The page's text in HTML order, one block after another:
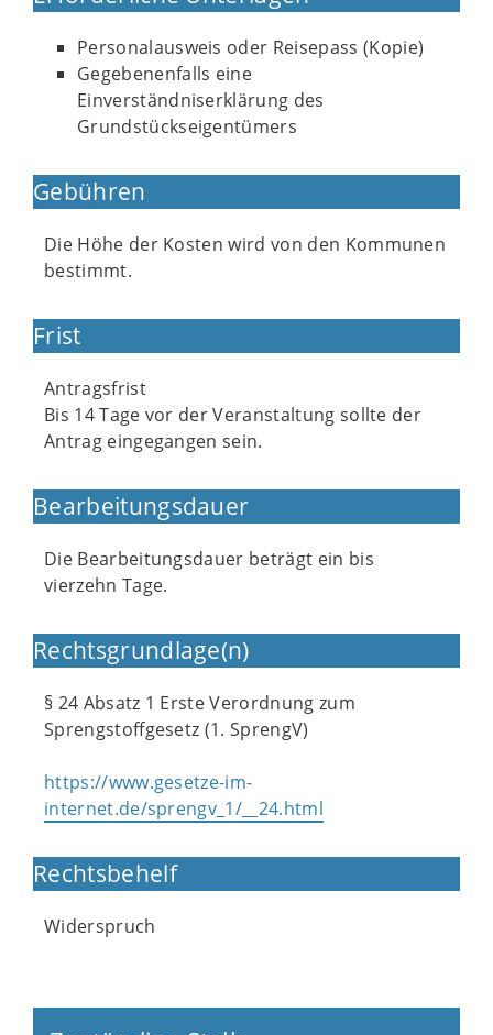
Personalausweis oder Reisepass (Kopie)
Gegebenenfalls eine
Einverständniserklärung des
Grundstückseigentümers
Gebühren
Die Höhe der Kosten wird von den Kommunen
bestimmt.
Frist
Antragsfrist
Bis 14 Tage vor der Veranstaltung sollte der
Antrag eingegangen sein.
Bearbeitungsdauer
Die Bearbeitungsdauer beträgt ein bis
vierzehn Tage.
Rechtsgrundlage(n)
§ 24 Absatz 1 Erste Verordnung zum
Sprengstoffgesetz (1. SprengV)
https://www.gesetze-im-
internet.de/sprengv_1/__24.html
Rechtsbehelf
Widerspruch